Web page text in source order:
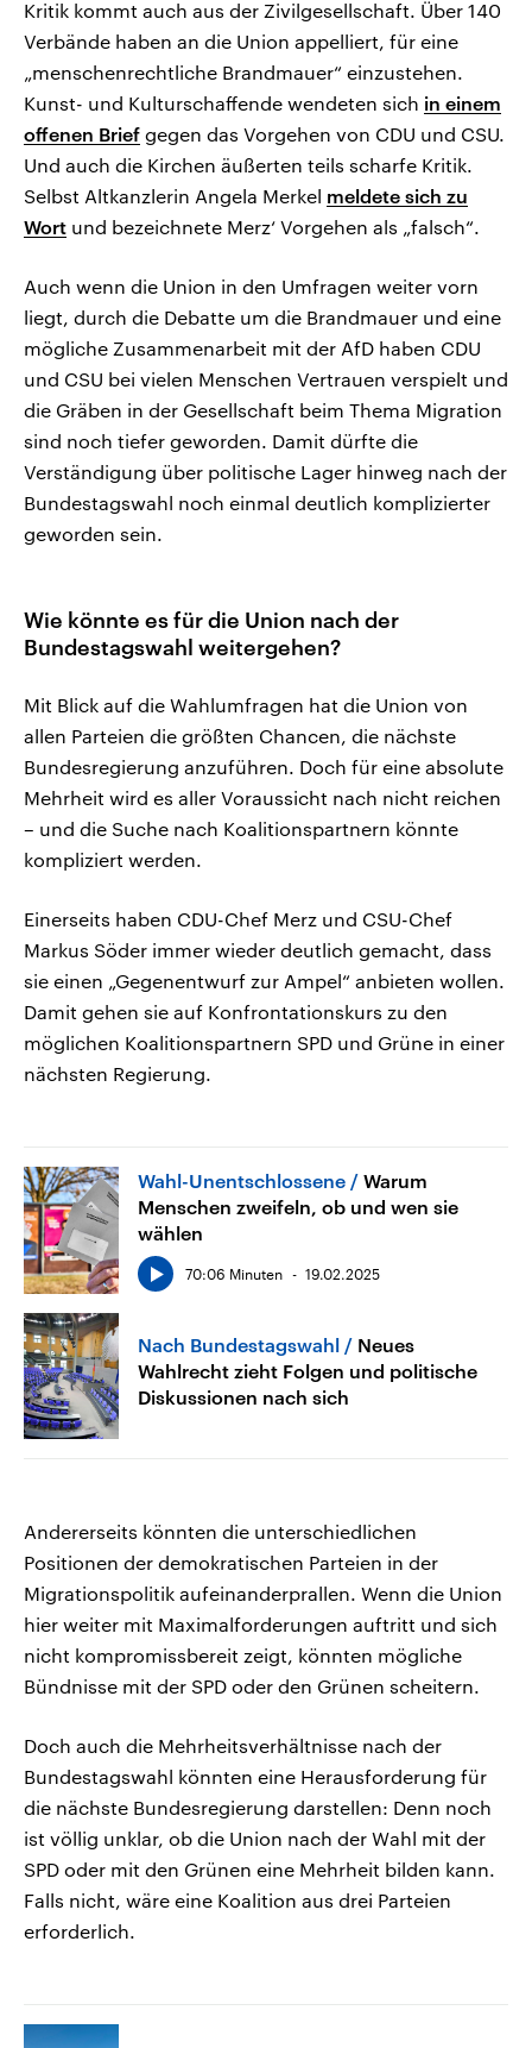
Kritik kommt auch aus der Zivilgesellschaft. Über 140
Verbände haben an die Union appelliert, für eine
„menschenrechtliche Brandmauer“ einzustehen.
Kunst- und Kulturschaffende wendeten sich in einem
offenen Brief gegen das Vorgehen von CDU und CSU.
Und auch die Kirchen äußerten teils scharfe Kritik.
Selbst Altkanzlerin Angela Merkel meldete sich zu
Wort und bezeichnete Merz‘ Vorgehen als „falsch“.
Auch wenn die Union in den Umfragen weiter vorn
liegt, durch die Debatte um die Brandmauer und eine
mögliche Zusammenarbeit mit der AfD haben CDU
und CSU bei vielen Menschen Vertrauen verspielt und
die Gräben in der Gesellschaft beim Thema Migration
sind noch tiefer geworden. Damit dürfte die
Verständigung über politische Lager hinweg nach der
Bundestagswahl noch einmal deutlich komplizierter
geworden sein.
Wie könnte es für die Union nach der
Bundestagswahl weitergehen?
Mit Blick auf die Wahlumfragen hat die Union von
allen Parteien die größten Chancen, die nächste
Bundesregierung anzuführen. Doch für eine absolute
Mehrheit wird es aller Voraussicht nach nicht reichen
– und die Suche nach Koalitionspartnern könnte
kompliziert werden.
Einerseits haben CDU-Chef Merz und CSU-Chef
Markus Söder immer wieder deutlich gemacht, dass
sie einen „Gegenentwurf zur Ampel“ anbieten wollen.
Damit gehen sie auf Konfrontationskurs zu den
möglichen Koalitionspartnern SPD und Grüne in einer
nächsten Regierung.
Wahl-Unentschlossene
Warum
Menschen zweifeln, ob und wen sie
wählen
70:06 Minuten 19.02.2025
Nach Bundestagswahl
Neues
Wahlrecht zieht Folgen und politische
Diskussionen nach sich
Andererseits könnten die unterschiedlichen
Positionen der demokratischen Parteien in der
Migrationspolitik aufeinanderprallen. Wenn die Union
hier weiter mit Maximalforderungen auftritt und sich
nicht kompromissbereit zeigt, könnten mögliche
Bündnisse mit der SPD oder den Grünen scheitern.
Doch auch die Mehrheitsverhältnisse nach der
Bundestagswahl könnten eine Herausforderung für
die nächste Bundesregierung darstellen: Denn noch
ist völlig unklar, ob die Union nach der Wahl mit der
SPD oder mit den Grünen eine Mehrheit bilden kann.
Falls nicht, wäre eine Koalition aus drei Parteien
erforderlich.